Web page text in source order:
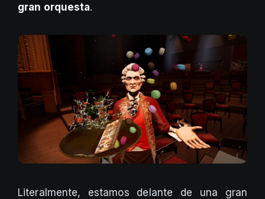
gran orquesta.
Literalmente, estamos delante de una gran